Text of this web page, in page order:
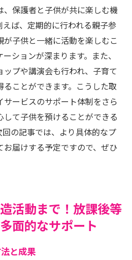
保護者と子供が共に楽しむ機
ば、定期的に行われる親子参
子供と一緒に活動を楽しむこ
ションが深まります。また、
プや講演会も行われ、子育て
ことができます。こうした取
サービスのサポート体制をさら
て子供を預けることができる
の記事では、より具体的なプ
届けする予定ですので、ぜひ
活動まで！放課後等
面的なサポート
と成果